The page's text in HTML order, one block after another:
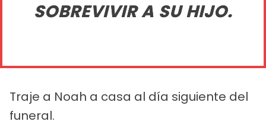
SOBREVIVIR A SU HIJO.
Traje a Noah a casa al día siguiente del
funeral.